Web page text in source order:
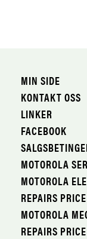
MIN SIDE
KONTAKT OSS
LINKER
FACEBOOK
MOTOROLA
MOTOROLA
REPAIRS
MOTOROLA
REPAIRS